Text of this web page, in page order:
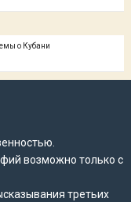
о Кубани
возможно только с
третьих